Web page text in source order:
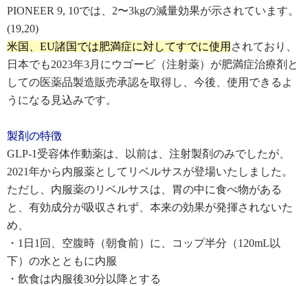
PIONEER 9, 10では、2〜3kgの減量効果が示されています。
(19,20)
米国、EU諸国では肥満症に対してすでに使用 されており、
日本でも2023年3月にウゴービ（注射薬）が肥満症治療剤と
しての医薬品製造販売承認を取得し、今後、使用できるよ
うになる見込みです。
製剤の特徴
GLP-1受容体作動薬は、以前は、注射製剤のみでしたが、
2021年から内服薬としてリベルサスが登場いたしました。
ただし、内服薬のリベルサスは、胃の中に食べ物がある
と、有効成分が吸収されず、本来の効果が発揮されないた
め、
・1日1回、空腹時（朝食前）に、コップ半分（120mL以
下）の水とともに内服
・飲食は内服後30分以降とする